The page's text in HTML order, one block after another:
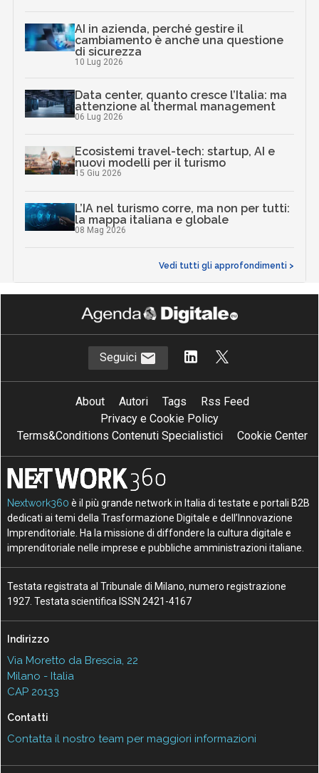
AI in azienda, perché gestire il
cambiamento è anche una questione
di sicurezza
10 Lug 2026
Data center, quanto cresce l’Italia: ma
attenzione al thermal management
06 Lug 2026
Ecosistemi travel-tech: startup, AI e
nuovi modelli per il turismo
15 Giu 2026
L’IA nel turismo corre, ma non per tutti:
la mappa italiana e globale
08 Mag 2026
Vedi tutti gli approfondimenti >
Seguici
About Autori Tags
Rss Feed
Privacy e Cookie Policy
Terms&Conditions Contenuti Specialistici
Cookie Center
Nextwork360 è il più grande network in Italia di testate e portali B2B
dedicati ai temi della Trasformazione Digitale e dell’Innovazione
Imprenditoriale. Ha la missione di diffondere la cultura digitale e
imprenditoriale nelle imprese e pubbliche amministrazioni italiane.
Testata registrata al Tribunale di Milano, numero registrazione
1927. Testata scientifica ISSN 2421-4167
Indirizzo
Via Moretto da Brescia, 22
Milano - Italia
CAP 20133
Contatti
Contatta il nostro team per maggiori informazioni